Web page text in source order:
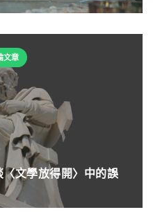
文章
文學放得開〉中的誤